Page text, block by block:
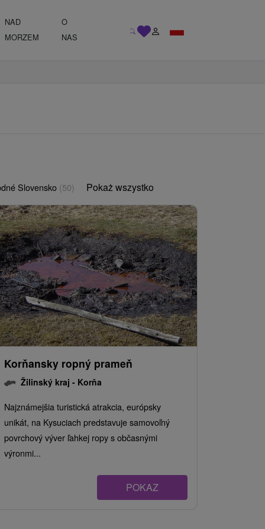
NAD
MORZEM
O
NAS
Slovensko (50) Pokaż wszystko
Korňansky ropný prameň
Žilinský kraj - Korňa
Najznámejšia turistická atrakcia, európsky
unikát, na Kysuciach predstavuje samovoľný
povrchový výver ľahkej ropy s občasnými
výronmi...
POKAZ